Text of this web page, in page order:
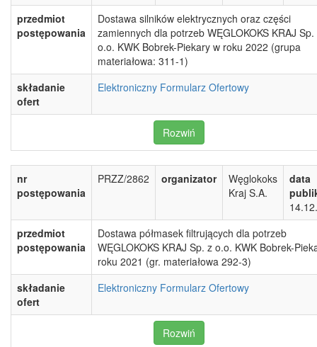
przedmiot
postępowania
Dostawa silników elektrycznych oraz części
zamiennych dla potrzeb WĘGLOKOKS KRAJ Sp.
o.o. KWK Bobrek-Piekary w roku 2022 (grupa
materiałowa: 311-1)
składanie
ofert
Elektroniczny Formularz Ofertowy
Rozwiń
nr
postępowania
PRZZ/2862 organizator
Węglokoks
Kraj S.A.
data
przedmiot
postępowania
Dostawa półmasek filtrujących dla potrzeb
WĘGLOKOKS KRAJ Sp. z o.o. KWK Bobrek-
roku 2021 (gr. materiałowa 292-3)
składanie
ofert
Elektroniczny Formularz Ofertowy
Rozwiń